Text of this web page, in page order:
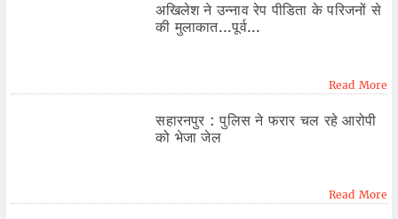
अखिलेश ने उन्नाव रेप पीडिता के परिजनों से
की मुलाकात...पूर्व...
Read More
सहारनपुर : पुलिस ने फरार चल रहे आरोपी
को भेजा जेल
Read More